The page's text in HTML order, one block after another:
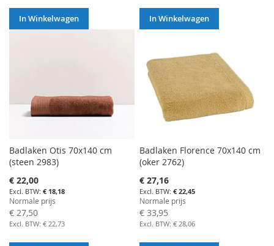
In Winkelwagen In Winkelwagen
Badlaken Otis 70x140 cm
(steen 2983)
Aanbiedingsprijs
€ 22,00
€ 18,18
Normale prijs
€ 27,50
€ 22,73
Badlaken Florence 70x140 cm
(oker 2762)
Aanbiedingsprijs
€ 27,16
€ 22,45
Normale prijs
€ 33,95
€ 28,06